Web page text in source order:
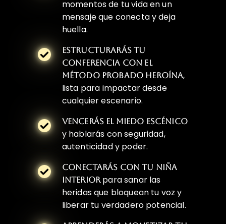
momentos de tu vida en un
mensaje que conecta y deja
huella.
ESTRUCTURARÁS TU
CONFERENCIA CON EL
MÉTODO PROBADO HEROÍNA,
lista para impactar desde
cualquier escenario.
VENCERÁS EL MIEDO ESCÉNICO
y hablarás con seguridad,
autenticidad y poder.
CONECTARÁS CON TU NIÑA
INTERIORpara sanar las
heridas que bloquean tu voz y
liberar tu verdadero potencial.